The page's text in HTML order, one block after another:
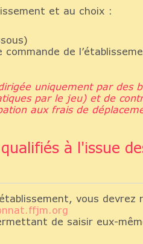
et au choix :
de
uniquement par
par le jeu) et de
aux frais de
à l'issue
vous
de saisir eux-